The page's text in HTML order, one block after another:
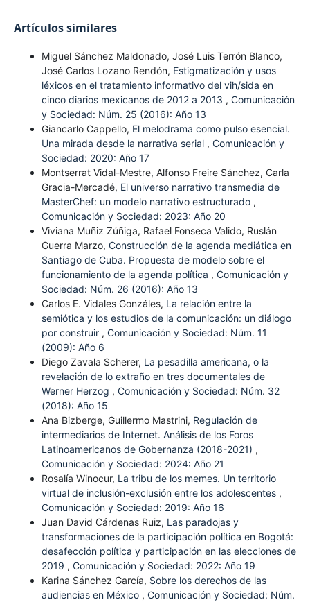
Artículos similares
Miguel Sánchez Maldonado, José Luis Terrón Blanco,
José Carlos Lozano Rendón, Estigmatización y usos
léxicos en el tratamiento informativo del vih/sida en
cinco diarios mexicanos de 2012 a 2013 , Comunicación
y Sociedad: Núm. 25 (2016): Año 13
Giancarlo Cappello, El melodrama como pulso esencial.
Una mirada desde la narrativa serial , Comunicación y
Sociedad: 2020: Año 17
Montserrat Vidal-Mestre, Alfonso Freire Sánchez, Carla
Gracia-Mercadé, El universo narrativo transmedia de
MasterChef: un modelo narrativo estructurado ,
Comunicación y Sociedad: 2023: Año 20
Viviana Muñiz Zúñiga, Rafael Fonseca Valido, Ruslán
Guerra Marzo, Construcción de la agenda mediática en
Santiago de Cuba. Propuesta de modelo sobre el
funcionamiento de la agenda política , Comunicación y
Sociedad: Núm. 26 (2016): Año 13
Carlos E. Vidales Gonzáles, La relación entre la
semiótica y los estudios de la comunicación: un diálogo
por construir , Comunicación y Sociedad: Núm. 11
(2009): Año 6
Diego Zavala Scherer, La pesadilla americana, o la
revelación de lo extraño en tres documentales de
Werner Herzog , Comunicación y Sociedad: Núm. 32
(2018): Año 15
Ana Bizberge, Guillermo Mastrini, Regulación de
intermediarios de Internet. Análisis de los Foros
Latinoamericanos de Gobernanza (2018-2021) ,
Comunicación y Sociedad: 2024: Año 21
Rosalía Winocur, La tribu de los memes. Un territorio
virtual de inclusión-exclusión entre los adolescentes ,
Comunicación y Sociedad: 2019: Año 16
Juan David Cárdenas Ruiz, Las paradojas y
transformaciones de la participación política en Bogotá:
desafección política y participación en las elecciones de
2019 , Comunicación y Sociedad: 2022: Año 19
Karina Sánchez García, Sobre los derechos de las
audiencias en México , Comunicación y Sociedad: Núm.